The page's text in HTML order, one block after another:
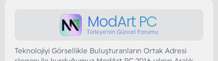
ModArt PC
Türkiye'nin Güncel Forumu
Teknolojiyi Görsellikle Buluşturanların Ortak Adresi